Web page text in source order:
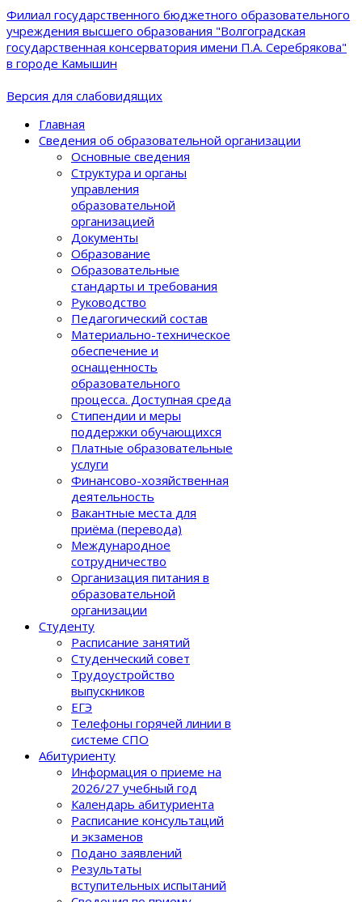
Филиал государственного бюджетного образовательного
учреждения высшего образования "Волгоградская
государственная консерватория имени П.А. Серебрякова"
в городе Камышин
Версия для слабовидящих
Главная
Сведения об образовательной организации
Основные сведения
Структура и органы
управления
образовательной
организацией
Документы
Образование
Образовательные
стандарты и требования
Руководство
Педагогический состав
Материально-техническое
обеспечение и
оснащенность
образовательного
процеcса. Доступная среда
Стипендии и меры
поддержки обучающихся
Платные образовательные
услуги
Финансово-хозяйственная
деятельность
Вакантные места для
приёма (перевода)
Международное
сотрудничество
Организация питания в
образовательной
организации
Студенту
Расписание занятий
Студенческий совет
Трудоустройство
выпускников
ЕГЭ
Телефоны горячей линии в
системе СПО
Абитуриенту
Информация о приеме на
2026/27 учебный год
Календарь абитуриента
Расписание консультаций
и экзаменов
Подано заявлений
Результаты
вступительных испытаний